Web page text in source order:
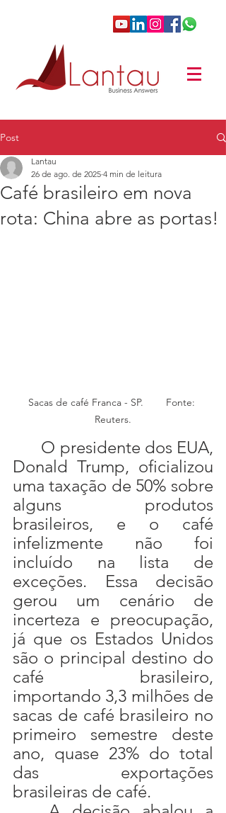
Post
Café brasileiro em nova
rota: China abre as portas!
Lantau
26 de ago. de 2025 4 min de leitura
Sacas de café Franca - SP.        Fonte:
Reuters.
Donald Trump, oficializou
uma taxação de 50% sobre
alguns produtos
brasileiros, e o café
infelizmente não foi
incluído na lista de
exceções. Essa decisão
gerou um cenário de
incerteza e preocupação,
já que os Estados Unidos
são o principal destino do
café brasileiro,
importando 3,3 milhões de
sacas de café brasileiro no
primeiro semestre deste
ano, quase 23% do total
das exportações
brasileiras de café.